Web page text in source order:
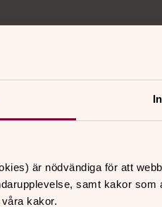
är nödvändiga för att
samt kakor
kakor.
2010. Men det är
tidigare så ser vi om det
i Salems kommun för att